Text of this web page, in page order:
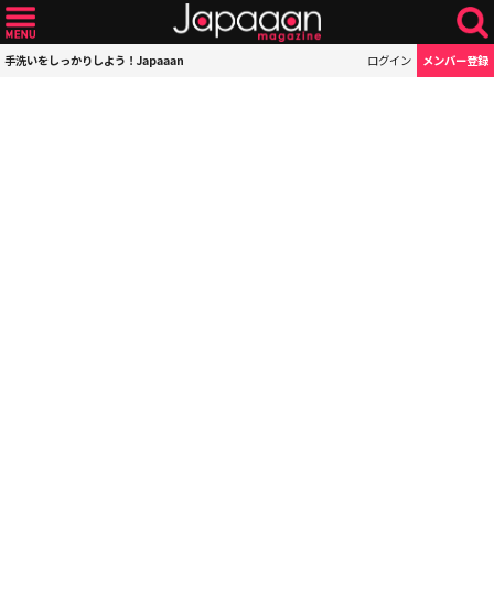
手洗いをしっかりしよう！Japaaan ログイン メンバー登録